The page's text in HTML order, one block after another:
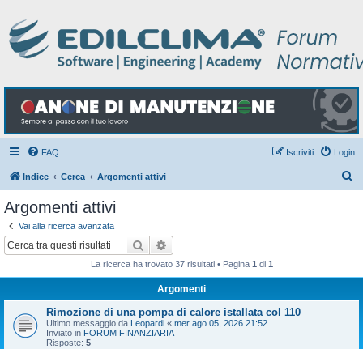
FAQ Login
Iscriviti
Indice Cerca Argomenti attivi
Argomenti attivi
Vai alla ricerca avanzata
Cerca
La ricerca ha trovato 37 risultati • Pagina 1 di 1
Argomenti
Rimozione di una pompa di calore istallata col 110
Ultimo messaggio da Leopardi « mer ago 05, 2026 21:52
Inviato in FORUM FINANZIARIA
Risposte: 5